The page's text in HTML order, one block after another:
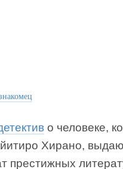
о человеке,
Хирано,
престижных